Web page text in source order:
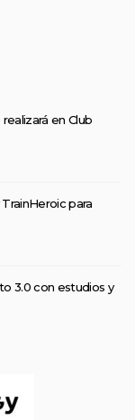
en Club
para
3.0 con estudios y